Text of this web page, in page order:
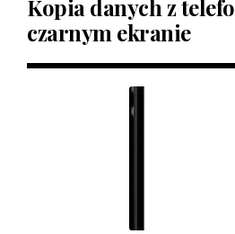
Kopia danych z
czarnym ekranie